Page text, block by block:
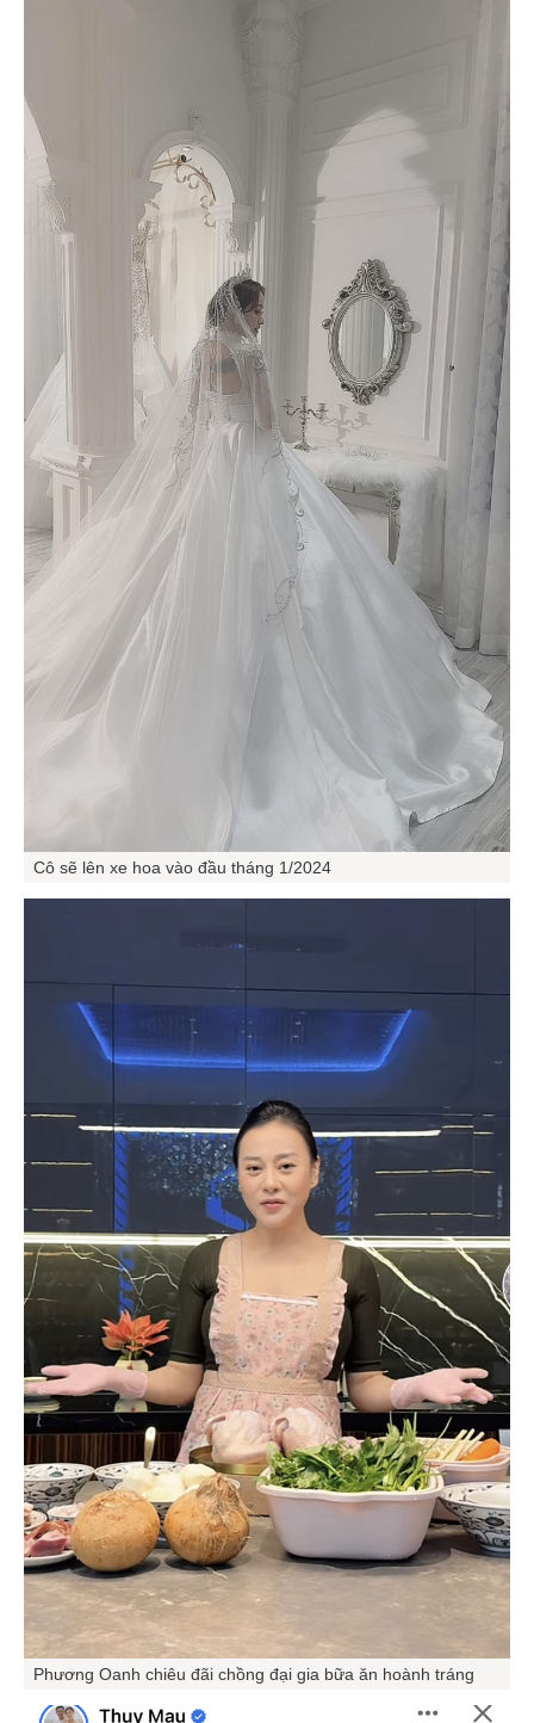
Cô sẽ lên xe hoa vào đầu tháng 1/2024
Phương Oanh chiêu đãi chồng đại gia bữa ăn hoành tráng